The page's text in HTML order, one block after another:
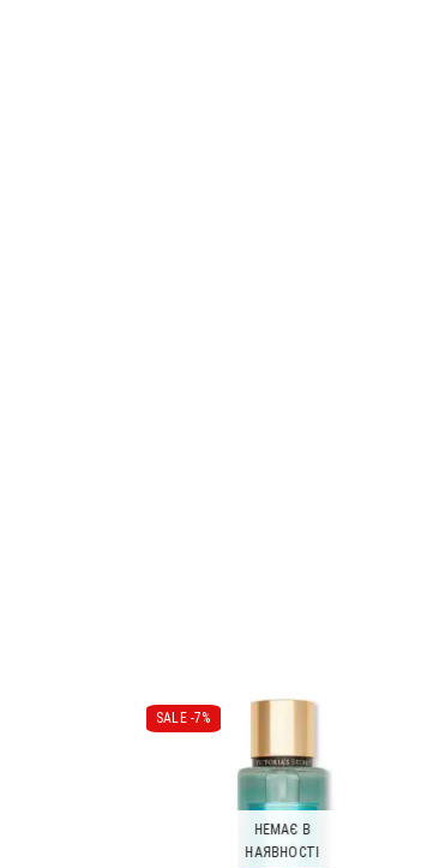
SALE -7%
НЕМАЄ В
НАЯВНОСТІ